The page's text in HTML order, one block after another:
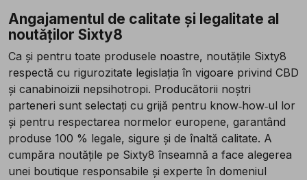
Angajamentul de calitate și legalitate al
noutăților Sixty8
Ca și pentru toate produsele noastre, noutățile Sixty8
respectă cu rigurozitate legislația în vigoare privind CBD
și canabinoizii nepsihotropi. Producătorii noștri
parteneri sunt selectați cu grijă pentru know‑how‑ul lor
și pentru respectarea normelor europene, garantând
produse 100 % legale, sigure și de înaltă calitate. A
cumpăra noutățile pe Sixty8 înseamnă a face alegerea
unei boutique responsabile și experte în domeniul